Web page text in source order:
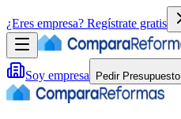
¿Eres empresa? Regístrate gratis
Soy empresa Pedir Presupuesto